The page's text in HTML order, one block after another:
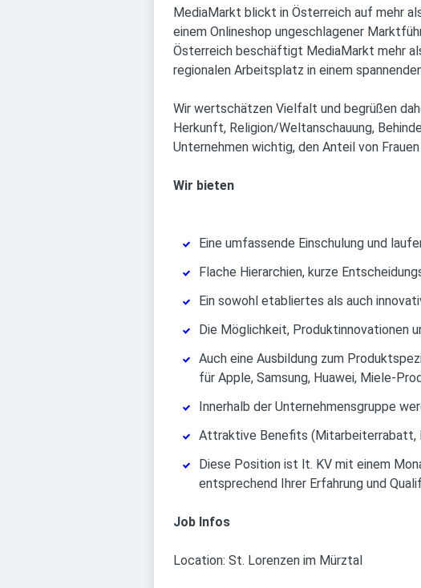
MediaMarkt blickt in Österreich auf mehr
einem Onlineshop ungeschlagener
Österreich beschäftigt MediaMarkt mehr
regionalen Arbeitsplatz in einem
Wir wertschätzen Vielfalt und begrüßen
Herkunft, Religion/Weltanschauung,
Unternehmen wichtig, den Anteil von
Wir bieten
Eine umfassende Einschulung und
Flache Hierarchien, kurze
Ein sowohl etabliertes als auch
Die Möglichkeit, Produktinnovationen
Auch eine Ausbildung zum
für Apple, Samsung, Huawei, Miele-
Innerhalb der Unternehmensgruppe
Attraktive Benefits (Mitarbeiterrabatt,
Diese Position ist lt. KV mit einem
entsprechend Ihrer Erfahrung und
Job Infos
Location: St. Lorenzen im Mürztal